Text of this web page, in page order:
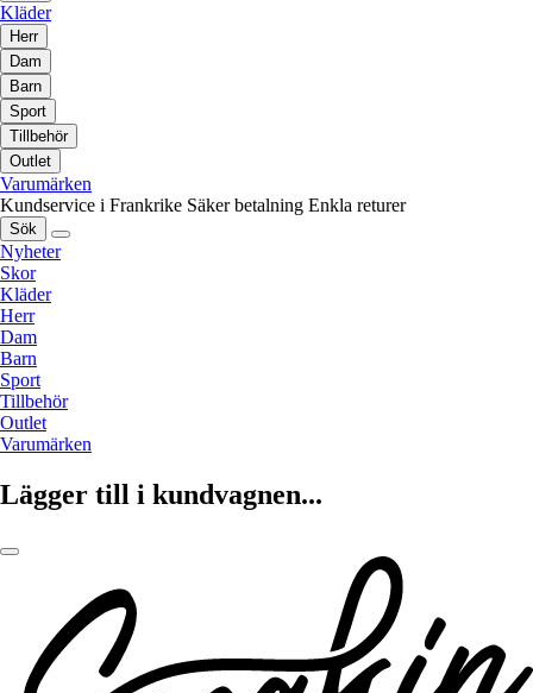
Kläder
Herr
Dam
Barn
Sport
Tillbehör
Outlet
Varumärken
Kundservice i Frankrike Säker betalning Enkla returer
Sök
Nyheter
Skor
Kläder
Herr
Dam
Barn
Sport
Tillbehör
Outlet
Varumärken
Lägger till i kundvagnen...